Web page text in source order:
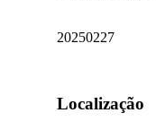
20250227
Localização